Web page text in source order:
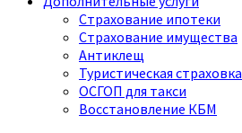
Страхование ипотеки
Страхование имущества
Антиклещ
Туристическая страховка
ОСГОП для такси
Восстановление КБМ